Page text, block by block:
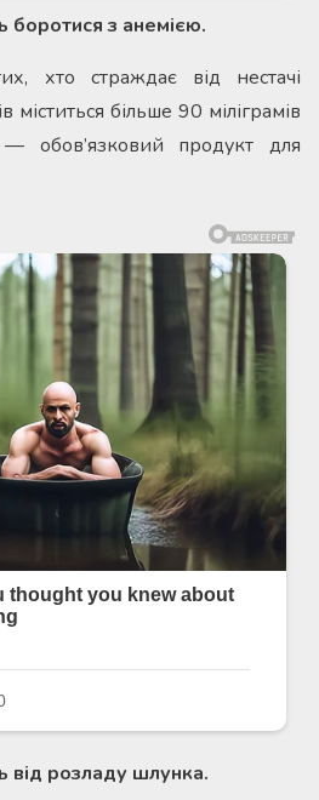
боротися з анемією.
хто страждає від нестачі
міститься більше 90 міліграмів
— обов’язковий продукт для
від розладу шлунка.